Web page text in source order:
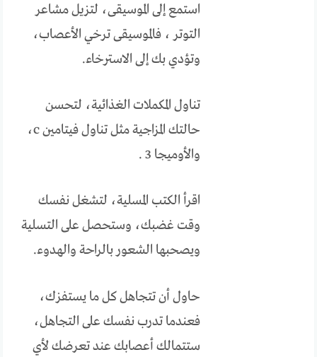
استمع إلى الموسيقى، لتزيل مشاعر
التوتر ، فالموسيقى ترخي الأعصاب،
وتؤدي بك إلى الاسترخاء.
تناول المكملات الغذائية، لتحسن
حالتك المزاجية مثل تناول فيتامين c،
والأوميجا 3 .
اقرأ الكتب المسلية، لتشغل نفسك
وقت غضبك، وستحصل على التسلية
ويصحبها الشعور بالراحة والهدوء.
حاول أن تتجاهل كل ما يستفزك،
فعندما تدرب نفسك على التجاهل،
ستتمالك أعصابك عند تعرضك لأي